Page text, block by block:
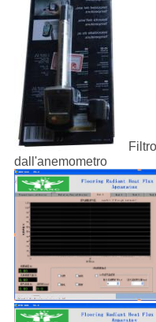
Filtro
dall'anemometro